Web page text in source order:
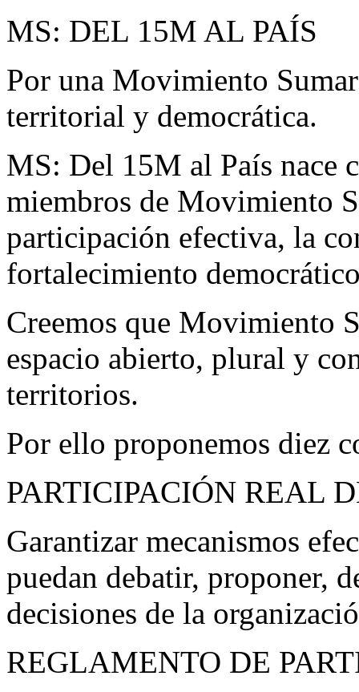
MS: DEL 15M AL PAÍS
Por una Movimiento
territorial y democrática.
MS: Del 15M al País nace
miembros de Movimiento
participación efectiva, la
fortalecimiento
Creemos que Movimiento
espacio abierto, plural y
territorios.
Por ello proponemos diez
PARTICIPACIÓN REAL
Garantizar mecanismos
puedan debatir, proponer,
decisiones de la
REGLAMENTO DE